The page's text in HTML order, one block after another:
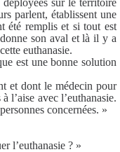
parlent, établissent une
été remplis et si tout est
son aval et là il y a
euthanasie.
est une bonne solution
et dont le médecin pour
l’aise avec l’euthanasie.
concernées. »
l’euthanasie ? »